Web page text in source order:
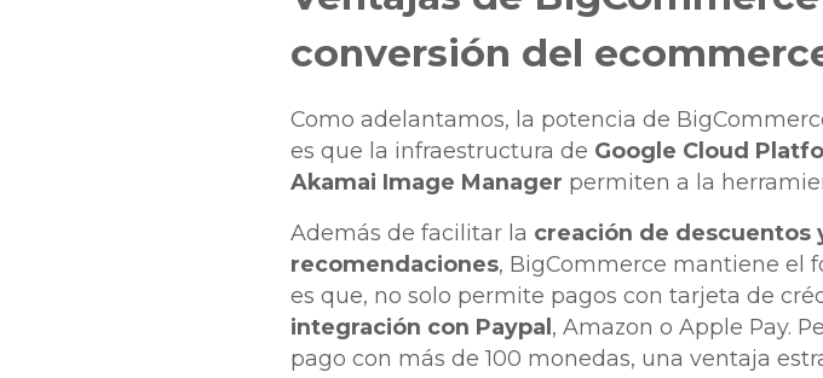
conversión del
Como adelantamos, la potencia de
es que la infraestructura de Google Cloud
Akamai Image Manager permiten a la
Además de facilitar la creación de descuentos
recomendaciones, BigCommerce mantiene el
es que, no solo permite pagos con tarjeta de
integración con Paypal , Amazon o Apple Pay.
pago con más de 100 monedas, una ventaja